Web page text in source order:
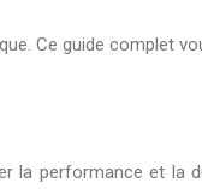
Ce guide complet
la performance et la